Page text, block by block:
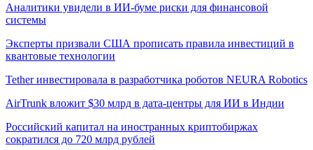
Аналитики увидели в ИИ-буме риски для финансовой
системы
Эксперты призвали США прописать правила инвестиций в
квантовые технологии
Tether инвестировала в разработчика роботов NEURA Robotics
AirTrunk вложит $30 млрд в дата-центры для ИИ в Индии
Российский капитал на иностранных криптобиржах
сократился до 720 млрд рублей